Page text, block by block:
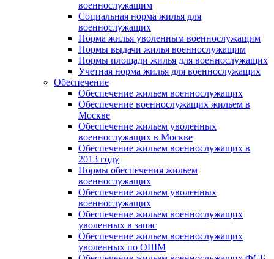
военнослужащим
Социальная норма жилья для
военнослужащих
Норма жилья уволенным военнослужащим
Нормы выдачи жилья военнослужащим
Нормы площади жилья для военнослужащих
Учетная норма жилья для военнослужащих
Обеспечение
Обеспечение жильем военнослужащих
Обеспечение военнослужащих жильем в
Москве
Обеспечение жильем уволенных
военнослужащих в Москве
Обеспечение жильем военнослужащих в
2013 году
Нормы обеспечения жильем
военнослужащих
Обеспечение жильем уволенных
военнослужащих
Обеспечение жильем военнослужащих
уволенных в запас
Обеспечение жильем военнослужащих
уволенных по ОШМ